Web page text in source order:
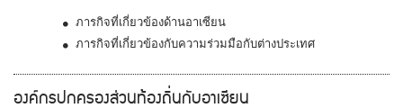
ภารกิจที่เกี่ยวข้องด้านอาเซียน
ภารกิจที่เกี่ยวข้องกับความร่วมมือกับต่างประเทศ
องค์กรปกครองส่วนท้องถิ่นกับอาเซียน